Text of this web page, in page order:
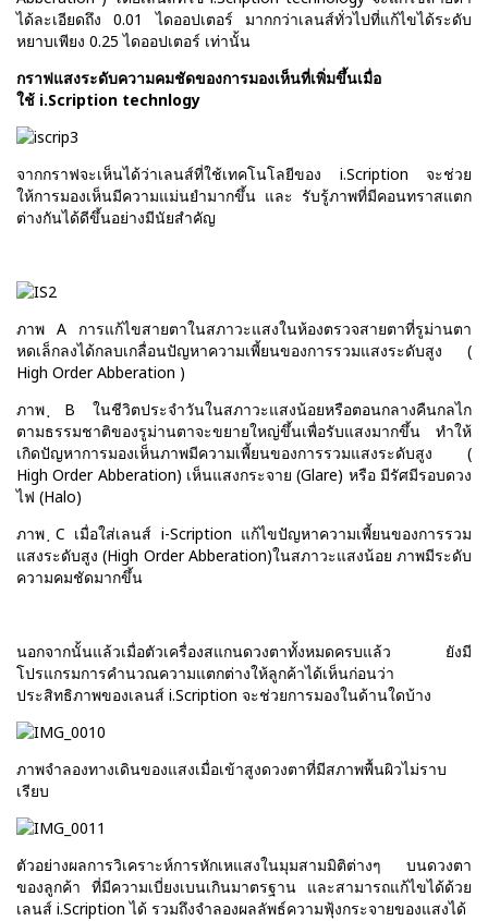
ได้ละเอียดถึง 0.01 ไดออปเตอร์ มากกว่าเลนส์ทั่วไปที่แก้ไขได้ระดับ
หยาบเพียง 0.25 ไดออปเตอร์ เท่านั้น
กราฟแสงระดับความคมชัดของการมองเห็นที่เพิ่มขึ้นเมื่อ
ใช้ i.Scription technlogy
จากกราฟจะเห็นได้ว่าเลนส์ที่ใช้เทคโนโลยีของ i.Scription จะช่วย
ให้การมองเห็นมีความแม่นยำมากขึ้น และ รับรู้ภาพที่มีคอนทราสแตก
ต่างกันได้ดีขึ้นอย่างมีนัยสำคัญ
ภาพ A การแก้ไขสายตาในสภาวะแสงในห้องตรวจสายตาที่รูม่านตา
หดเล็กลงได้กลบเกลื่อนปัญหาความเพี้ยนของการรวมแสงระดับสูง (
High Order Abberation )
ภาพ ฺB ในชีวิตประจำวันในสภาวะแสงน้อยหรือตอนกลางคืนกลไก
ตามธรรมชาติของรูม่านตาจะขยายใหญ่ขึ้นเพื่อรับแสงมากขึ้น ทำให้
เกิดปัญหาการมองเห็นภาพมีความเพี้ยนของการรวมแสงระดับสูง (
High Order Abberation) เห็นแสงกระจาย (Glare) หรือ มีรัศมีรอบดวง
ไฟ (Halo)
ภาพ ฺC เมื่อใส่เลนส์ i-Scription แก้ไขปัญหาความเพี้ยนของการรวม
แสงระดับสูง (High Order Abberation)ในสภาวะแสงน้อย ภาพมีระดับ
ความคมชัดมากขึ้น
นอกจากนั้นแล้วเมื่อตัวเครื่องสแกนดวงตาทั้งหมดครบแล้ว ยังมี
โปรแกรมการคำนวณความแตกต่างให้ลูกค้าได้เห็นก่อนว่า
ประสิทธิภาพของเลนส์ i.Scription จะช่วยการมองในด้านใดบ้าง
ภาพจำลองทางเดินของแสงเมื่อเข้าสูงดวงตาที่มีสภาพพื้นผิวไม่ราบ
เรียบ
ตัวอย่างผลการวิเคราะห์การหักเหแสงในมุมสามมิติต่างๆ บนดวงตา
ของลูกค้า ที่มีความเบี่ยงเบนเกินมาตรฐาน และสามารถแก้ไขได้ด้วย
เลนส์ i.Scription ได้ รวมถึงจำลองผลลัพธ์ความฟุ้งกระจายของแสงได้